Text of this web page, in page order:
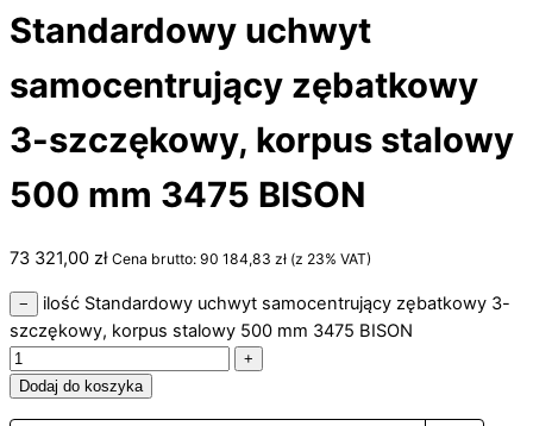
Standardowy uchwyt
samocentrujący zębatkowy
3-szczękowy, korpus stalowy
500 mm 3475 BISON
73 321,00 zł Cena brutto: 90 184,83 zł (z 23% VAT)
−
ilość Standardowy uchwyt samocentrujący zębatkowy 3-
szczękowy, korpus stalowy 500 mm 3475 BISON
+
Dodaj do koszyka